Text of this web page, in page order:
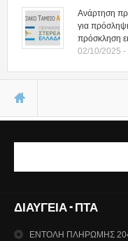
Ανάρτηση
για
πρόσκληση
02/10/2025 -
Είστε εδώ
ΔΙΑΥΓΕΙΑ - ΠΤΑ
ΕΝΤΟΛΗ ΠΛΗΡΩΜΗΣ